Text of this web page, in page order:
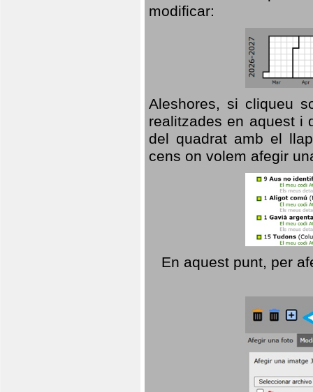
modificar:
Aleshores, si cliqueu
realitzades en aquest i
del quadrat amb el
cens on volem afegir
En aquest punt, per